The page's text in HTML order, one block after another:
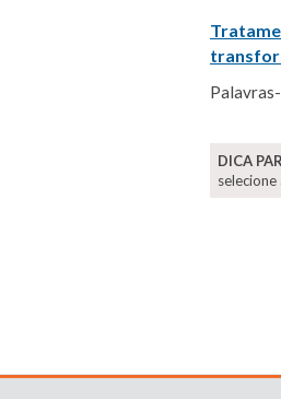
DICA
selecione